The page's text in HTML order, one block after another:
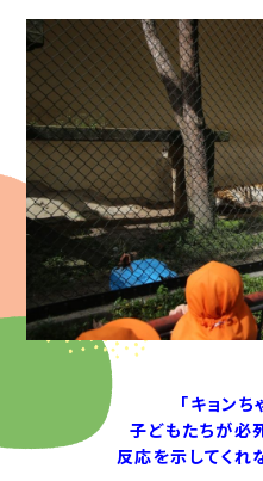
「キョン
子どもたちが必
反応を示してく